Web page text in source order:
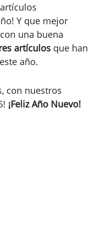
Y que mejor
una buena
artículos que han
año.
con nuestros
¡Feliz Año Nuevo!